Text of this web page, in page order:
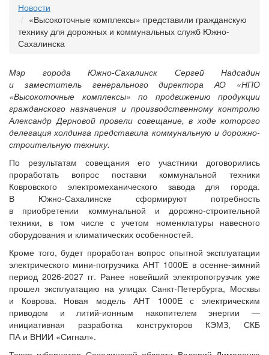
Новости
«Высокоточные комплексы» представили гражданскую
технику для дорожных и коммунальных служб Южно-
Сахалинска
Мэр города Южно-Сахалинск Сергей Надсадин
и заместитель генерального директора АО «НПО
«Высокоточные комплексы» по продвижению продукции
гражданского назначения и производственному контролю
Александр Дерновой провели совещание, в ходе которого
делегация холдинга представила коммунальную и дорожно-
строительную технику.
По результатам совещания его участники договорились
проработать вопрос поставки коммунальной техники
Ковровского электромеханического завода для города.
В Южно-Сахалинске сформируют потребность
в приобретении коммунальной и дорожно-строительной
техники, в том числе с учетом номенклатуры навесного
оборудования и климатических особенностей.
Кроме того, будет проработан вопрос опытной эксплуатации
электрического мини-погрузчика АНТ 1000Е в осенне-зимний
период 2026-2027 гг. Ранее новейший электропогрузчик уже
прошел эксплуатацию на улицах Санкт-Петербурга, Москвы
и Коврова. Новая модель АНТ 1000Е с электрическим
приводом и литий-ионным накопителем энергии —
инициативная разработка конструкторов КЭМЗ, СКБ
ПА и ВНИИ «Сигнал».